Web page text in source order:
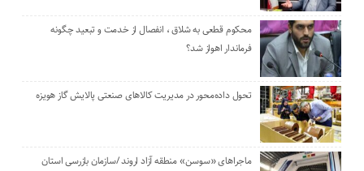
محکوم قطعی به شلاق ، انفصال از خدمت و تبعید چگونه
فرماندار اهواز شد؟
تحول داده‌محور در مدیریت کالاهای صنعتی پالایش گاز هویزه
ماجراهای «سوسن» منطقه آزاد اروند /سازمان بازرسی استان